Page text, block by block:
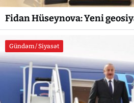
Fidan Hüseynova: Yeni
Gündəm / Siyasət